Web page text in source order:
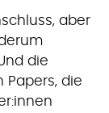
aber
die
Papers, die